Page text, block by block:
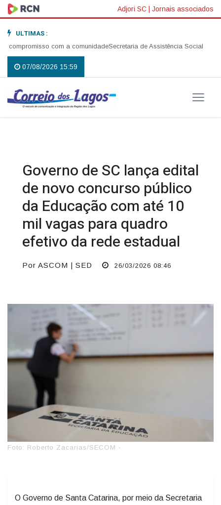
Adjori SC | Jornais associados
ULTIMAS :
com a comunidadeSecretaria de Assistência Social realiza
07/08/2026 15:59
Governo de SC lança edital
de novo concurso público
da Educação com até 10
mil vagas para quadro
efetivo da rede estadual
Por ASCOM | SED 26/03/2026 08:46
Foto: Roberto Zacarias/SECOM -
O Governo de Santa Catarina, por meio da Secretaria